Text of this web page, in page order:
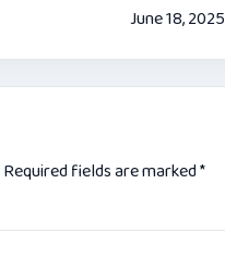
June 18, 2025
Required fields are marked*